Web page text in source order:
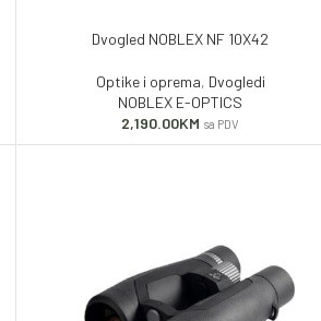
Dvogled NOBLEX NF 10X42
Optike i oprema, Dvogledi
NOBLEX E-OPTICS
2,190.00KM sa PDV